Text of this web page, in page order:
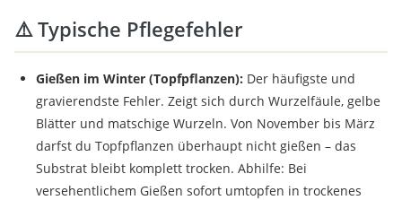
⚠️ Typische Pflegefehler
Gießen im Winter (Topfpflanzen): Der häufigste und
gravierendste Fehler. Zeigt sich durch Wurzelfäule, gelbe
Blätter und matschige Wurzeln. Von November bis März
darfst du Topfpflanzen überhaupt nicht gießen – das
Substrat bleibt komplett trocken. Abhilfe: Bei
versehentlichem Gießen sofort umtopfen in trockenes